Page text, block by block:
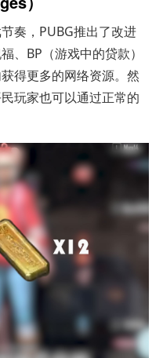
奏，PUBG推出了改进
、BP（游戏中的贷款）
得更多的网络资源。然
玩家也可以通过正常的